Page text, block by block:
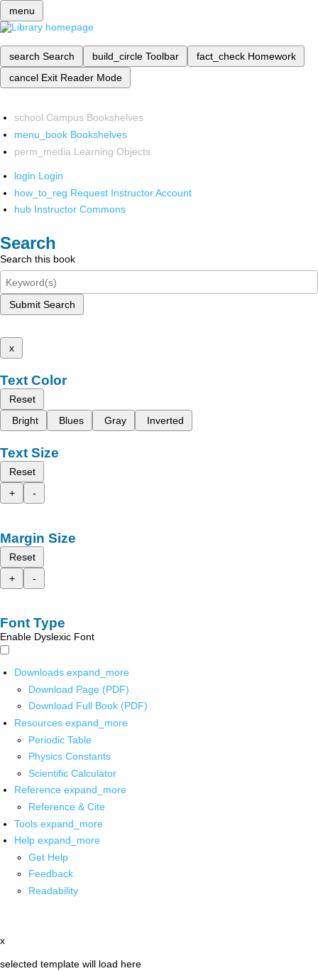
menu
search Search build_circle Toolbar fact_check Homework
cancel Exit Reader Mode
school Campus Bookshelves
menu_book Bookshelves
perm_media Learning Objects
login Login
how_to_reg Request Instructor Account
hub Instructor Commons
Search
Search this book
Submit Search
x
Text Color
Reset
Bright
Blues Gray Inverted
Text Size
Reset
+
-
Margin Size
Reset
+
-
Font Type
Enable Dyslexic Font
Downloads expand_more
Download Page (PDF)
Download Full Book (PDF)
Resources expand_more
Periodic Table
Physics Constants
Scientific Calculator
Reference expand_more
Reference & Cite
Tools expand_more
Help expand_more
Get Help
Feedback
Readability
x
selected template will load here